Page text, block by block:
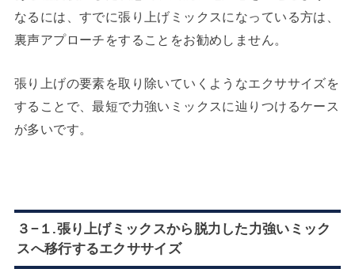
なるには、すでに張り上げミックスになっている方は、
裏声アプローチをすることをお勧めしません。
張り上げの要素を取り除いていくようなエクササイズを
することで、最短で力強いミックスに辿りつけるケース
が多いです。
３−１.張り上げミックスから脱力した力強いミック
スへ移行するエクササイズ